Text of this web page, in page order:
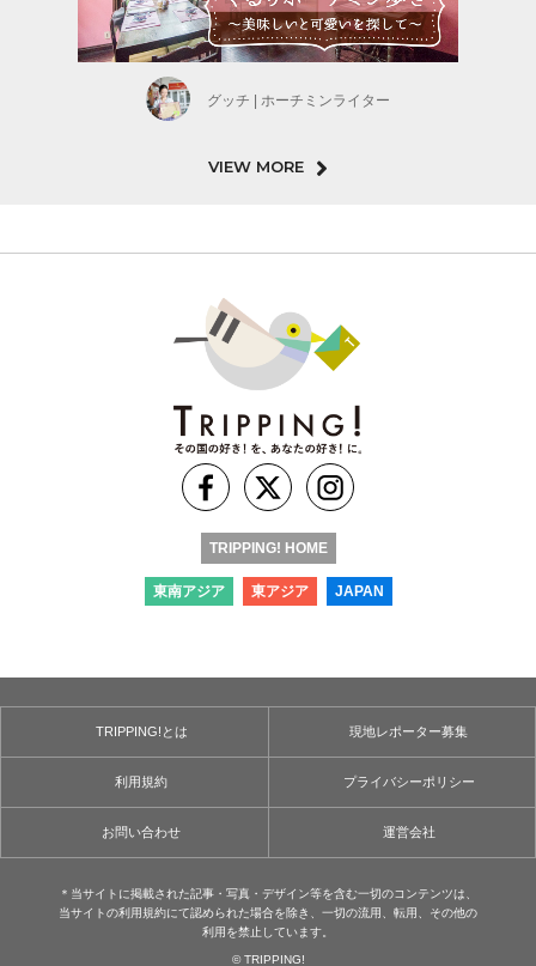
グッチ | ホーチミンライター
VIEW MORE
TRIPPING! HOME
東南アジア 東アジア JAPAN
TRIPPING!とは 現地レポーター募集
利用規約 プライバシーポリシー
お問い合わせ 運営会社
＊当サイトに掲載された記事・写真・デザイン等を含む⼀切のコンテンツは、
当サイトの利用規約にて認められた場合を除き、⼀切の流用、転⽤、その他の
利用を禁⽌しています。
© TRIPPING!